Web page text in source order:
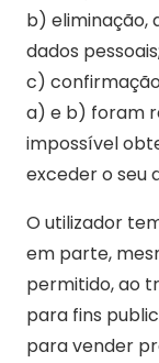
b) eliminação,
dados pessoais;
c)
a) e b) foram
impossível
exceder o seu
O utilizador
em parte,
permitido, ao
para fins
para vender